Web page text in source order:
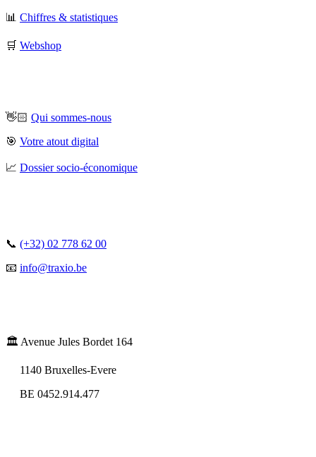
📊 Chiffres & statistiques
🛒 Webshop
👋🏻 Qui sommes-nous
🎯 Votre atout digital
📈 Dossier socio-économique
📞 (+32) 02 778 62 00
📧 info@traxio.be
🏛️ Avenue Jules Bordet 164
1140 Bruxelles-Evere
BE 0452.914.477